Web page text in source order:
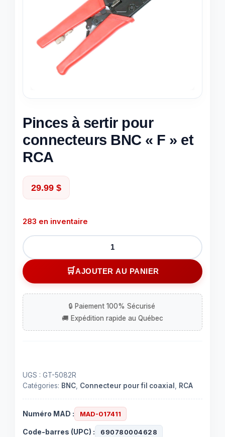
Pinces à sertir pour
connecteurs BNC « F » et
RCA
29.99 $
283 en inventaire
quantité
de
Pinces
à
pour
connecteurs
BNC
AJOUTER AU PANIER
UGS : GT-5082R
Catégories: BNC Connecteur pour fil coaxial RCA
Numéro MAD : MAD-017411
Code-barres (UPC) : 690780004628